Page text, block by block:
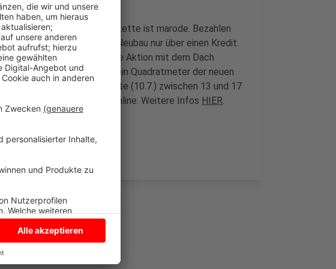
Tierheim. Das alte in Lette ist marode. Bezahlen
und Umgebung den Neubau nur über einen Kredit.
hat sich der Verein die Aktion mit dem Dach
gehört Ihnen in Zukunft ein Quadratmeter der neuen
Sie sich entweder heute (10.7.) zwischen 13 und 17
in Lette- oder danach online. Weitere Infos HIER.